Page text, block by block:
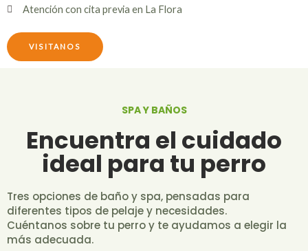
Atención con cita previa en La Flora
VISITANOS
SPA Y BAÑOS
Encuentra el cuidado
ideal para tu perro
Tres opciones de baño y spa, pensadas para
diferentes tipos de pelaje y necesidades.
Cuéntanos sobre tu perro y te ayudamos a elegir la
más adecuada.